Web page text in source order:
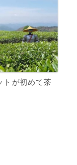
トが初めて茶